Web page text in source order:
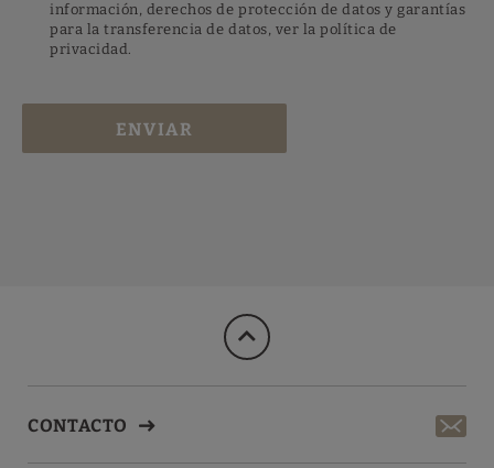
información, derechos de protección de datos y garantías
para la transferencia de datos, ver la política de
privacidad.
ENVIAR
CONTACTO